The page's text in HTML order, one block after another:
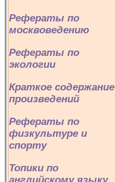
Рефераты по
москвоведению
Рефераты по
экологии
Краткое содержание
произведений
Рефераты по
физкультуре и
спорту
Топики по